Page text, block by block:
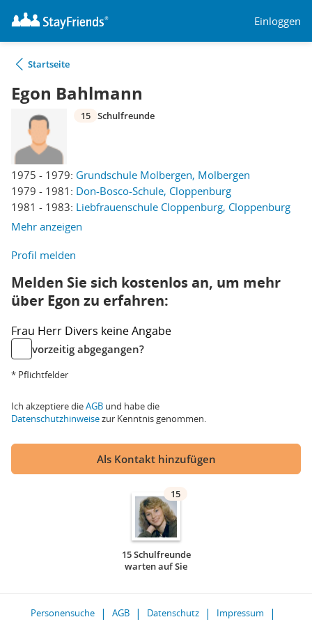
Einloggen
Startseite
Egon Bahlmann
1975 - 1979: Grundschule Molbergen, Molbergen
1979 - 1981: Don-Bosco-Schule, Cloppenburg
1981 - 1983: Liebfrauenschule Cloppenburg, Cloppenburg
Mehr anzeigen
15 Schulfreunde
Profil melden
Melden Sie sich kostenlos an, um mehr
über Egon zu erfahren:
Frau Herr Divers keine Angabe
vorzeitig abgegangen?
* Pflichtfelder
Ich akzeptiere dieAGB und habe die
Datenschutzhinweisezur Kenntnis genommen.
Als Kontakt hinzufügen
15
15 Schulfreunde
warten auf Sie
Personensuche AGB Datenschutz
Impressum